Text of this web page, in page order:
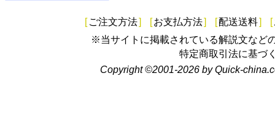
[ ご注文方法] [お支払方法] [配送送料] [
※当サイトに掲載されている解説文など
特定商取引法に基づ
Copyright ©2001-2026 by Quick-